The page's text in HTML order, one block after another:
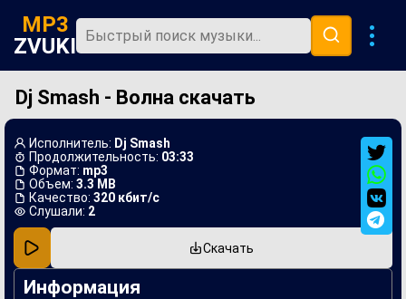
MP3
ZVUKI
Главная
Популярная
В машину
Музыка 80х
Ремиксы
Dj Smash - Волна скачать
Исполнитель: Dj Smash
Продолжительность: 03:33
Формат: mp3
Объем: 3.3 MB
Качество: 320 кбит/с
Слушали: 2
Скачать
Информация